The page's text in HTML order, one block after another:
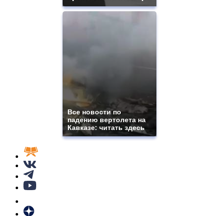
Все новости по
падению вертолета на
Кавказе: читать здесь